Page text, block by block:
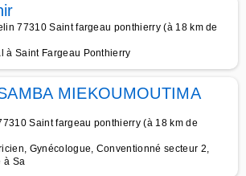
77310 Saint fargeau ponthierry (à 18 km de
à Saint Fargeau Ponthierry
MIEKOUMOUTIMA
Saint fargeau ponthierry (à 18 km de
Gynécologue, Conventionné secteur 2,
à Sa